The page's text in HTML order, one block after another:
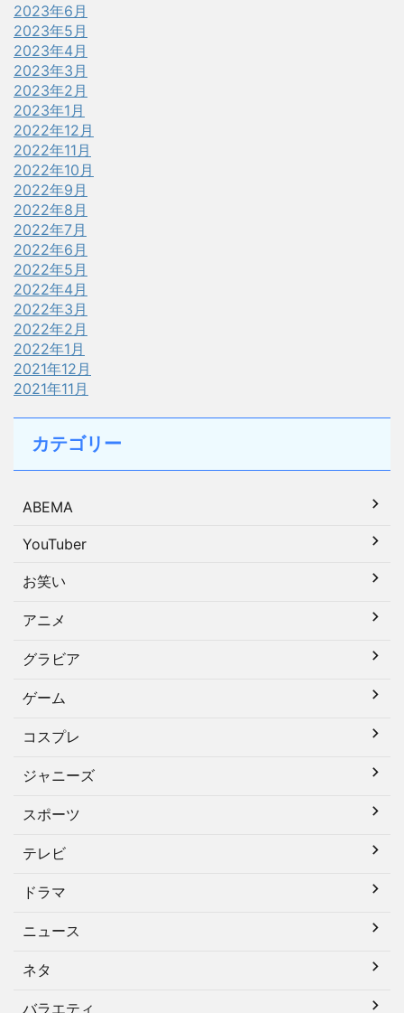
2023年6月
2023年5月
2023年4月
2023年3月
2023年2月
2023年1月
2022年12月
2022年11月
2022年10月
2022年9月
2022年8月
2022年7月
2022年6月
2022年5月
2022年4月
2022年3月
2022年2月
2022年1月
2021年12月
2021年11月
カテゴリー
ABEMA
YouTuber
お笑い
アニメ
グラビア
ゲーム
コスプレ
ジャニーズ
スポーツ
テレビ
ドラマ
ニュース
ネタ
バラエティ